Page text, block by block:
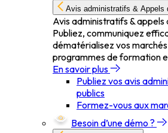
Avis administratifs & Appels
Avis administratifs &
Publiez, communiquez
dématérialisez vos
programmes de formation
En savoir plus
Publiez vos avis
publics
Formez-vous aux
Besoin d’une démo ?